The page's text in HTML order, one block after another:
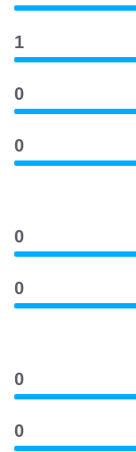
1
0
0
0
0
0
0